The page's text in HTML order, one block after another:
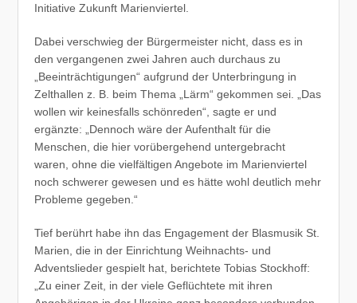
Initiative Zukunft Marienviertel.
Dabei verschwieg der Bürgermeister nicht, dass es in
den vergangenen zwei Jahren auch durchaus zu
„Beeinträchtigungen“ aufgrund der Unterbringung in
Zelthallen z. B. beim Thema „Lärm“ gekommen sei. „Das
wollen wir keinesfalls schönreden“, sagte er und
ergänzte: „Dennoch wäre der Aufenthalt für die
Menschen, die hier vorübergehend untergebracht
waren, ohne die vielfältigen Angebote im Marienviertel
noch schwerer gewesen und es hätte wohl deutlich mehr
Probleme gegeben.“
Tief berührt habe ihn das Engagement der Blasmusik St.
Marien, die in der Einrichtung Weihnachts- und
Adventslieder gespielt hat, berichtete Tobias Stockhoff:
„Zu einer Zeit, in der viele Geflüchtete mit ihren